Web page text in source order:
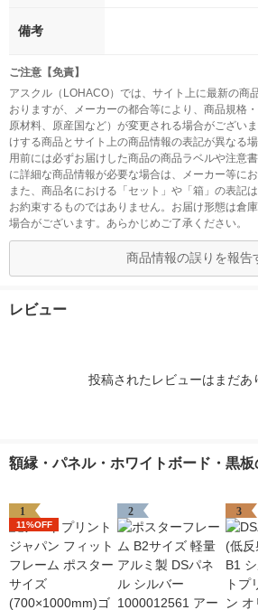
備考
ご注意【免責】
アスクル（LOHACO）では、サイト上に最新の商
おりますが、メーカーの都合等により、商品規格
原材料、原産国など）が変更される場合がござい
けする商品とサイト上の商品情報の表記が異なる
用前には必ずお届けした商品の商品ラベルや注意
に詳細な商品情報が必要な場合は、メーカー等に
また、商品名における「セット」や「箱」の表記
お約束するものではありません。お届け形態は倉
場合がございます。あらかじめご了承ください。
商品情報の誤りを報告
レビュー
投稿されたレビューはまだあ
額縁・パネル・ホワイトボード・黒
1
11%OFF
2 3